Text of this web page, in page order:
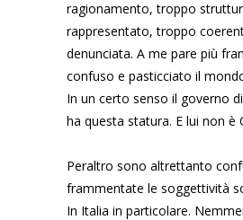
ragionamento, troppo
rappresentato, troppo
denunciata. A me pare più
confuso e pasticciato il
In un certo senso il governo di
ha questa statura. E lui non è
Peraltro sono altrettanto
frammentate le soggettività
In Italia in particolare.